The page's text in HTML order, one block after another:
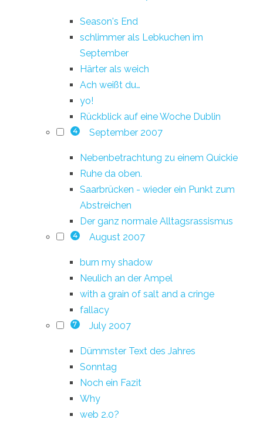
Season's End
schlimmer als Lebkuchen im
September
Härter als weich
Ach weißt du…
yo!
Rückblick auf eine Woche Dublin
4 September 2007
Nebenbetrachtung zu einem Quickie
Ruhe da oben.
Saarbrücken - wieder ein Punkt zum
Abstreichen
Der ganz normale Alltagsrassismus
4 August 2007
burn my shadow
Neulich an der Ampel
with a grain of salt and a cringe
fallacy
7 July 2007
Dümmster Text des Jahres
Sonntag
Noch ein Fazit
Why
web 2.0?